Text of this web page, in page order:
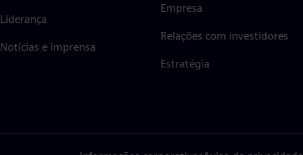
Liderança
Notícias e imprensa
Empresa
Relações com investidores
Estratégia